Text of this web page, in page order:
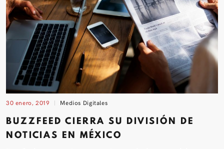
30 enero, 2019 Medios Digitales
BUZZFEED CIERRA SU DIVISIÓN DE
NOTICIAS EN MÉXICO